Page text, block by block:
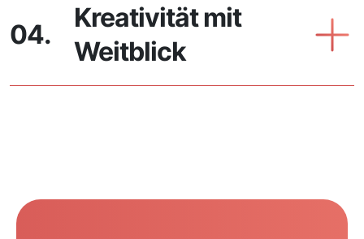
04.
Kreativität mit
Weitblick